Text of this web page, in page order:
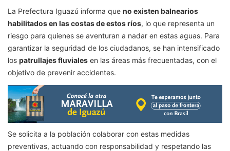
La Prefectura Iguazú informa que no existen balnearios
habilitados en las costas de estos ríos, lo que representa un
riesgo para quienes se aventuran a nadar en estas aguas. Para
garantizar la seguridad de los ciudadanos, se han intensificado
los patrullajes fluviales en las áreas más frecuentadas, con el
objetivo de prevenir accidentes.
Se solicita a la población colaborar con estas medidas
preventivas, actuando con responsabilidad y respetando las